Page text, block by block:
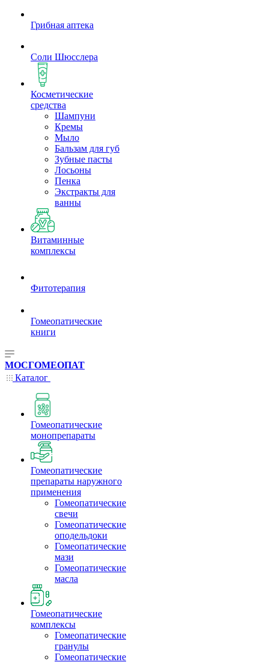
Грибная аптека
Соли Шюсслера
Косметические
средства
Шампуни
Кремы
Мыло
Бальзам для губ
Зубные пасты
Лосьоны
Пенка
Экстракты для
ванны
Витаминные
комплексы
Фитотерапия
Гомеопатические
книги
МОСГОМЕОПАТ
Каталог
Гомеопатические
монопрепараты
Гомеопатические
препараты наружного
применения
Гомеопатические
свечи
Гомеопатические
оподельдоки
Гомеопатические
мази
Гомеопатические
масла
Гомеопатические
комплексы
Гомеопатические
гранулы
Гомеопатические